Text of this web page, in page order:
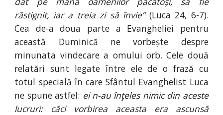
răstignit, iar a treia zi să învie” (Luca 24, 6-7).
Cea de-a doua parte a Evangheliei pentru
această Duminică ne vorbește despre
minunata vindecare a omului orb. Cele două
relatări sunt legate între ele de o frază cu
totul specială în care Sfântul Evanghelist Luca
ne spune astfel: ei n-au înţeles nimic din aceste
lucruri: căci vorbirea aceasta era ascunsă